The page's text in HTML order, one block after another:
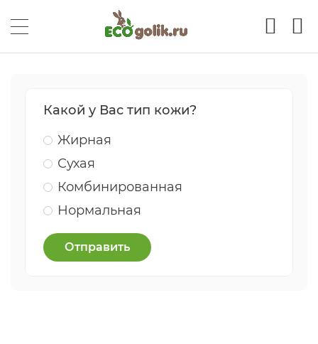
Какой у Вас тип кожи?
Жирная
Сухая
Комбинированная
Нормальная
Отправить